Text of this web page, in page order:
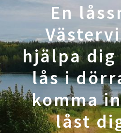
En
hjälpa
lås i
komma
låst